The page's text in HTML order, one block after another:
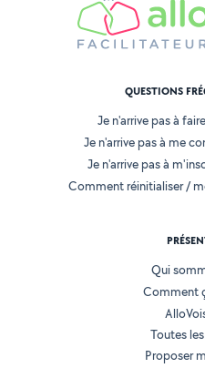
QUESTIONS
Je n'arrive pas à
Je n'arrive pas à me
Je n'arrive pas à
Comment réinitialiser /
Qui
Comment
Toutes
Proposer